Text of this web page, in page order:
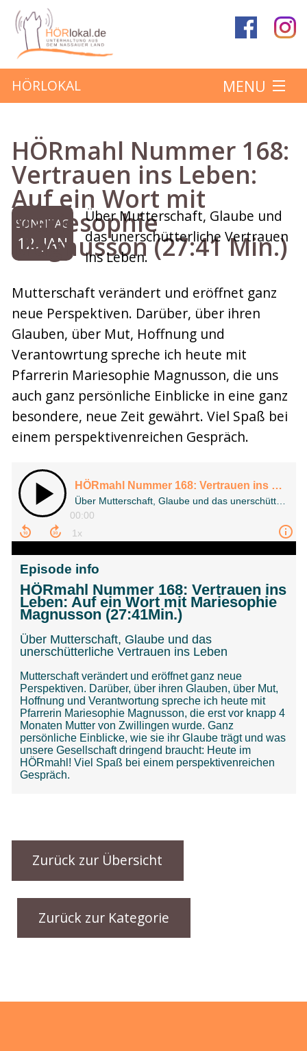
HÖRLOKAL MENU
Hörbeiträge
Über das Projekt
Mitmachen
HÖRmahl Nummer 168:
Vertrauen ins Leben:
Auf ein Wort mit
Mariesophie
Magnusson (27:41 Min.)
SONNTAG
12. JAN
Über Mutterschaft, Glaube und
das unerschütterliche Vertrauen
ins Leben.
Mutterschaft verändert und eröffnet ganz
neue Perspektiven. Darüber, über ihren
Glauben, über Mut, Hoffnung und
Verantowrtung spreche ich heute mit
Pfarrerin Mariesophie Magnusson, die uns
auch ganz persönliche Einblicke in eine ganz
besondere, neue Zeit gewährt. Viel Spaß bei
einem perspektivenreichen Gespräch.
Zurück zur Übersicht
Zurück zur Kategorie